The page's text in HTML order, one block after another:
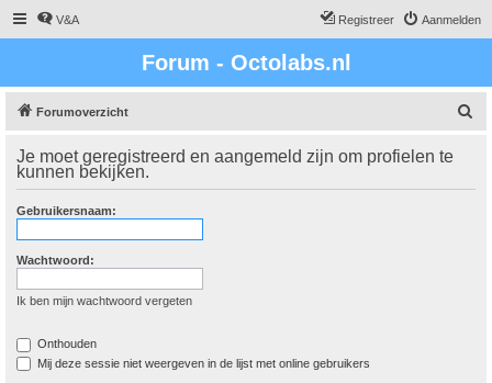
V&A Aanmelden
Registreer
Forum - Octolabs.nl
Forumoverzicht
k
Je moet geregistreerd en aangemeld zijn om profielen te
kunnen bekijken.
Gebruikersnaam:
Wachtwoord:
Ik ben mijn wachtwoord vergeten
Onthouden
Mij deze sessie niet weergeven in de lijst met online gebruikers